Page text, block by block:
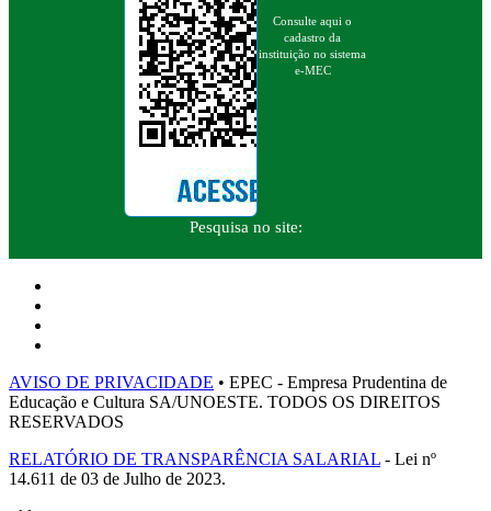
Consulte aqui o
cadastro da
instituição no sistema
e-MEC
Pesquisa no site:
AVISO DE PRIVACIDADE • EPEC - Empresa Prudentina de
Educação e Cultura SA/UNOESTE. TODOS OS DIREITOS
RESERVADOS
RELATÓRIO DE TRANSPARÊNCIA SALARIAL - Lei nº
14.611 de 03 de Julho de 2023.